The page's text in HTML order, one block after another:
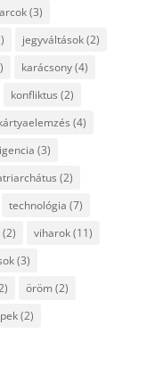
(3)
jegyváltások(2)
karácsony(4)
konfliktus (2)
(4)
(3)
(2)
technológia (7)
(2) viharok(11)
(3)
öröm (2)
(2)